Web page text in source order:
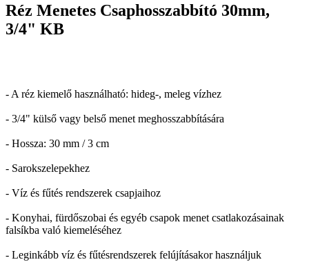
Réz Menetes Csaphosszabbító 30mm,
3/4" KB
- A réz kiemelő használható: hideg-, meleg vízhez
- 3/4" külső vagy belső menet meghosszabbítására
- Hossza: 30 mm / 3 cm
- Sarokszelepekhez
- Víz és fűtés rendszerek csapjaihoz
- Konyhai, fürdőszobai és egyéb csapok menet csatlakozásainak
falsíkba való kiemeléséhez
- Leginkább víz és fűtésrendszerek felújításakor használjuk